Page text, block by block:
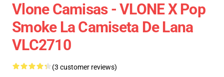
Vlone Camisas - VLONE X Pop
Smoke La Camiseta De Lana
VLC2710
(3 customer reviews)